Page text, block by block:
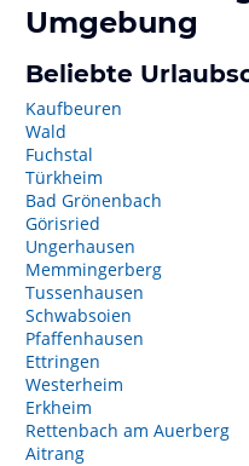
Umgebung
Beliebte
Kaufbeuren
Wald
Fuchstal
Türkheim
Bad Grönenbach
Görisried
Ungerhausen
Memmingerberg
Tussenhausen
Schwabsoien
Pfaffenhausen
Ettringen
Westerheim
Erkheim
Rettenbach am Auerberg
Aitrang